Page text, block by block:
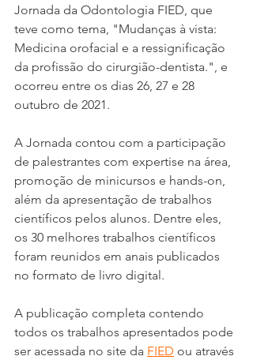
Jornada da Odontologia FIED, que
teve como tema, "Mudanças à vista:
Medicina orofacial e a ressignificação
da profissão do cirurgião-dentista.", e
ocorreu entre os dias 26, 27 e 28
outubro de 2021.
A Jornada contou com a participação
de palestrantes com expertise na área,
promoção de minicursos e hands-on,
além da apresentação de trabalhos
científicos pelos alunos. Dentre eles,
os 30 melhores trabalhos científicos
foram reunidos em anais publicados
no formato de livro digital.
A publicação completa contendo
todos os trabalhos apresentados pode
ser acessada no site da FIED ou através